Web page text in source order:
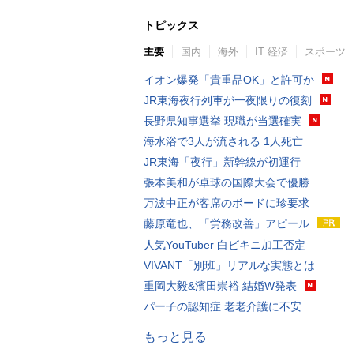
トピックス
主要 国内 海外 IT 経済 スポーツ
イオン爆発「貴重品OK」と許可か
JR東海夜行列車が一夜限りの復刻
長野県知事選挙 現職が当選確実
海水浴で3人が流される 1人死亡
JR東海「夜行」新幹線が初運行
張本美和が卓球の国際大会で優勝
万波中正が客席のボードに珍要求
藤原竜也、「労務改善」アピール
人気YouTuber 白ビキニ加工否定
VIVANT「別班」リアルな実態とは
重岡大毅&濱田崇裕 結婚W発表
パー子の認知症 老老介護に不安
もっと見る